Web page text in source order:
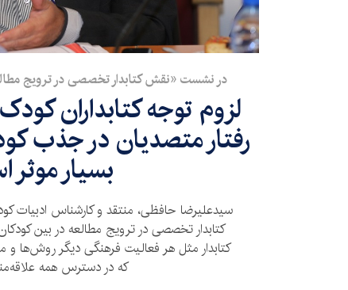
در نشست «نقش کتابدار تخصصی در ترویج
لزوم توجه کتابداران
رفتار متصدیان در جذب
بسیار
سید‌علیرضا حافظی‌، منتقد و کارشناس
کتابدار تخصصی در ترویج مطالعه در بین
کتابدار مثل هر فعالیت فرهنگی دیگر روش‌ها و
که در دسترس همه